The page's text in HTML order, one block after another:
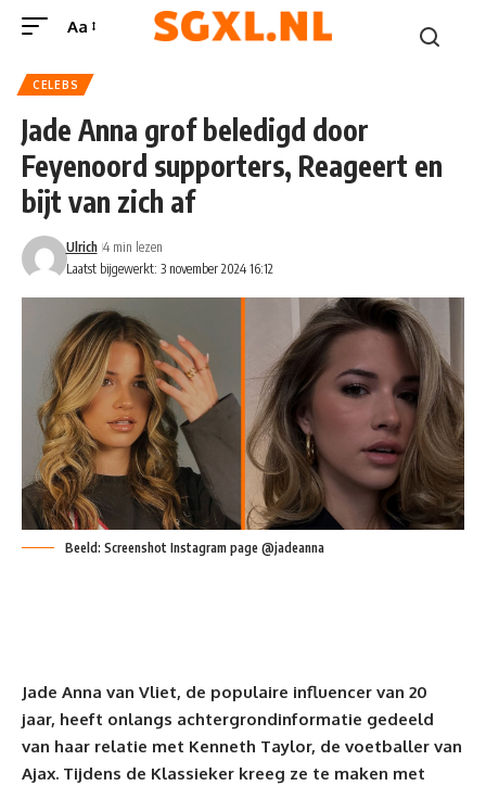
Aa
CELEBS
Jade Anna grof beledigd door
Feyenoord supporters, Reageert en
bijt van zich af
Laatst bijgewerkt: 3 november 2024 16:12
Ulrich 4 min lezen
Beeld: Screenshot Instagram page @jadeanna
Jade Anna van Vliet, de populaire influencer van 20
jaar, heeft onlangs achtergrondinformatie gedeeld
van haar relatie met Kenneth Taylor, de voetballer van
Ajax. Tijdens de Klassieker kreeg ze te maken met